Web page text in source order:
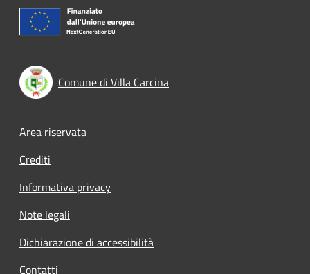
Comune di Villa Carcina
Footer menu
Area riservata
Crediti
Informativa privacy
Note legali
Dichiarazione di accessibilità
Contatti